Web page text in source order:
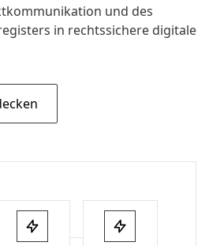
und des
in rechtssichere digitale